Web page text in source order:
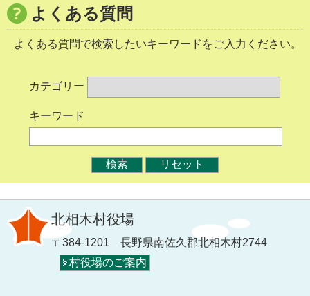
よくある質問
よくある質問で検索したいキーワードをご入力ください。
カテゴリー
キーワード
北相木村役場
〒384-1201 長野県南佐久郡北相木村2744
村役場のご案内